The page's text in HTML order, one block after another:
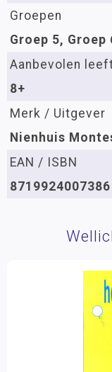
Groepen
Groep 5, Groep
Aanbevolen
8+
Merk / Uitgever
Nienhuis
EAN / ISBN
8719924007386